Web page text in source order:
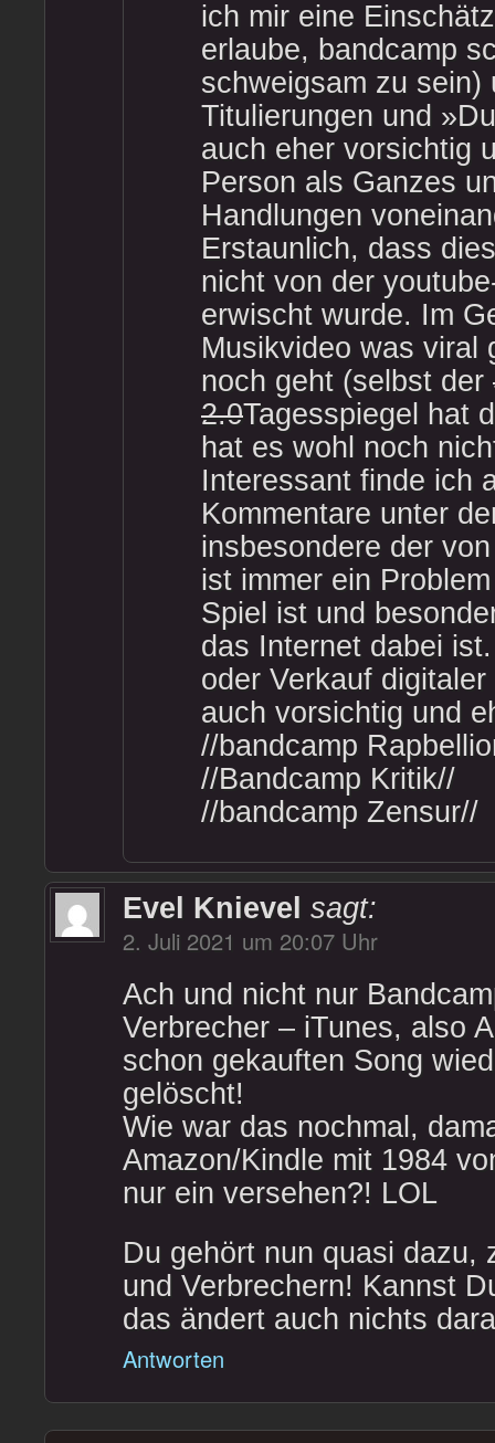
ich mir eine
erlaube, bandcamp
schweigsam zu sein)
Titulierungen und
auch eher vorsichtig
Person als Ganzes
Handlungen
Erstaunlich, dass
nicht von der
erwischt wurde. Im
Musikvideo was viral
noch geht (selbst der
2.0Tagesspiegel hat
hat es wohl noch
Interessant finde ich
Kommentare unter
insbesondere der
ist immer ein
Spiel ist und
das Internet dabei
oder Verkauf
auch vorsichtig und
//bandcamp
//Bandcamp Kritik//
//bandcamp Zensur//
Evel Knievel sagt:
2. Juli 2021 um 20:07 Uhr
Ach und nicht nur
Verbrecher – iTunes, also
schon gekauften Song
gelöscht!
Wie war das nochmal,
Amazon/Kindle mit 1984
nur ein versehen?! LOL
Du gehört nun quasi dazu,
und Verbrechern! Kannst
das ändert auch nichts
Antworten